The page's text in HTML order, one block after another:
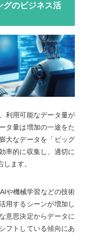
グのビジネス活
利用可能なデータ量が
タ量は増加の一途をた
大なデータを「ビッグ
率的に収集し、適切に
ます。
や機械学習などの技術
用するシーンが増加し
意思決定からデータに
フトしている傾向にあ